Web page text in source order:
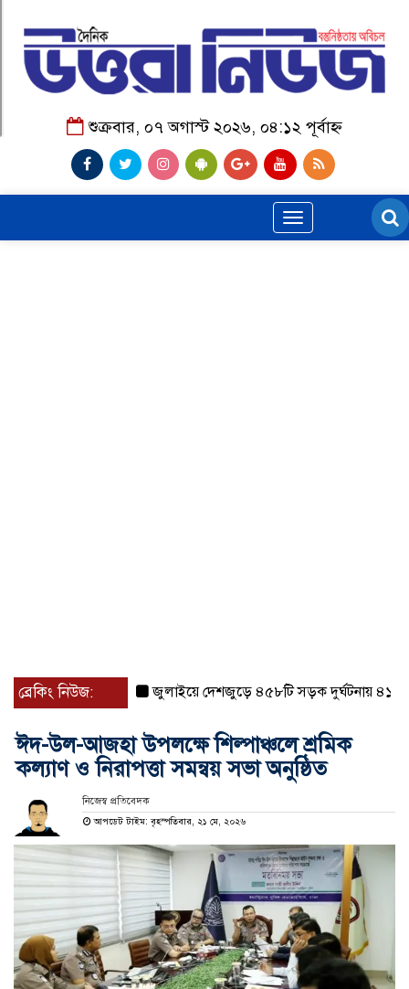
শুক্রবার, ০৭ অগাস্ট ২০২৬, ০৪:১২ পূর্বাহ্ন
Toggle
navigation
ব্রেকিং নিউজ: জুলাইয়ে দেশজুড়ে ৪৫৮টি সড়ক দুর্ঘটনায় ৪১৬ জন
ঈদ-উল-আজহা উপলক্ষে শিল্পাঞ্চলে শ্রমিক
কল্যাণ ও নিরাপত্তা সমন্বয় সভা অনুষ্ঠিত
নিজেস্ব প্রতিবেদক
আপডেট টাইম: বৃহস্পতিবার, ২১ মে, ২০২৬